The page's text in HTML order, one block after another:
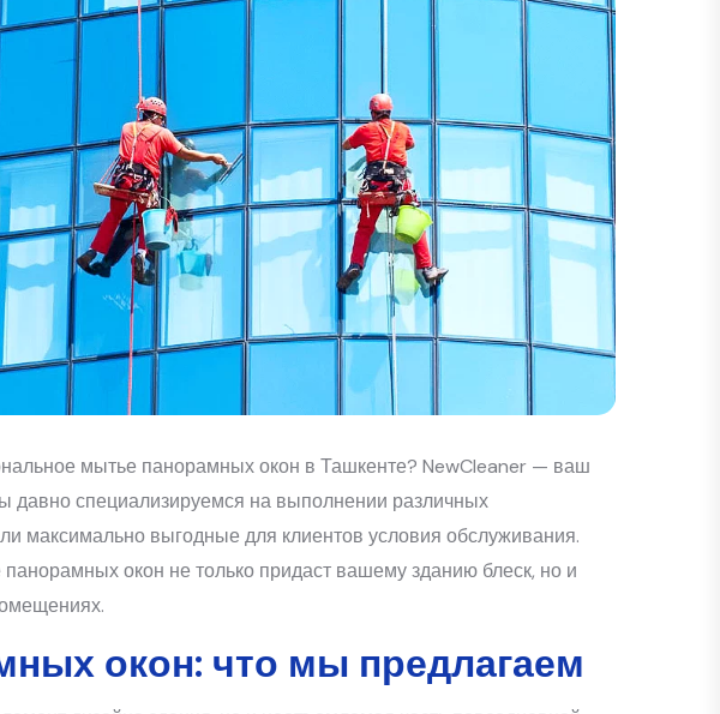
мытье панорамных окон в Ташкенте? NewCleaner — ваш
давно специализируемся на выполнении различных
максимально выгодные для клиентов условия обслуживания.
окон не только придаст вашему зданию блеск, но и
окон: что мы предлагаем